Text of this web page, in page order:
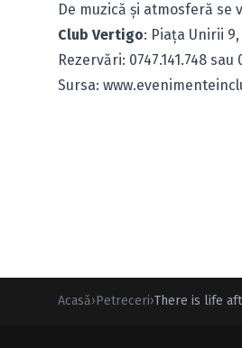
De muzică şi atmosferă se
Club Vertigo: Piaţa Unirii
Rezervări: 0747.141.748 sau
Sursa:
Acasă›Petreceri›There is life